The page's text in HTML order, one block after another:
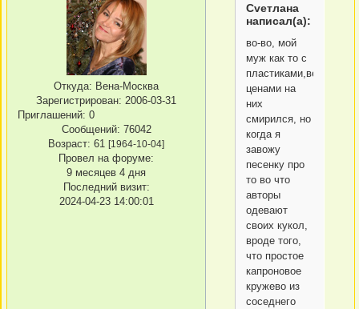
Откуда: Вена-Москва
Зарегистрирован: 2006-03-31
Приглашений: 0
Сообщений: 76042
Возраст: 61 [1964-10-04]
Провел на форуме:
9 месяцев 4 дня
Последний визит:
2024-04-23 14:00:01
Сvетлана
написал(а):
во-во, мой
муж как то с
пластиками,вернее
ценами на
них
смирился, но
когда я
завожу
песенку про
то во что
авторы
одевают
своих кукол,
вроде того,
что простое
капроновое
кружево из
соседнего